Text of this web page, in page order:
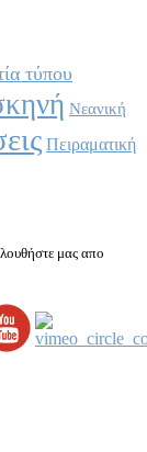
τύπου
Νεανική
Πειραματική
μας απο